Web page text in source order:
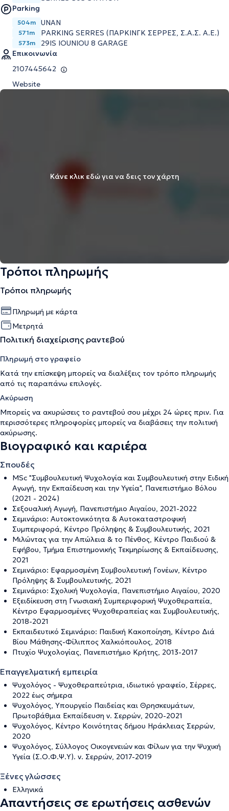
Parking
504m UNAN
571m PARKING SERRES (ΠΑΡΚΙΝΓΚ ΣΕΡΡΕΣ, Σ.Α.Σ. Α.Ε.)
573m
29IS IOUNIOU 8 GARAGE
Επικοινωνία
2107445642
Website
Κάνε κλικ εδώ για να δεις τον χάρτη
Τρόποι πληρωμής
Τρόποι πληρωμής
Πληρωμή με κάρτα
Μετρητά
Πολιτική διαχείρισης ραντεβού
Πληρωμή στο γραφείο
Κατά την επίσκεψη μπορείς να διαλέξεις τον τρόπο πληρωμής
από τις παραπάνω επιλογές.
Ακύρωση
Μπορείς να ακυρώσεις το ραντεβού σου μέχρι 24 ώρες πριν. Για
περισσότερες πληροφορίες μπορείς να διαβάσεις την πολιτική
ακύρωσης.
Βιογραφικό και καριέρα
Σπουδές
MSc "Συμβουλευτική Ψυχολογία και Συμβουλευτική στην Ειδική
Αγωγή, την Εκπαίδευση και την Υγεία", Πανεπιστήμιο Βόλου
(2021 - 2024)
Σεξουαλική Αγωγή, Πανεπιστήμιο Αιγαίου, 2021-2022
Σεμινάριο: Αυτοκτονικότητα & Αυτοκαταστροφική
Συμπεριφορά, Κέντρο Πρόληψης & Συμβουλευτικής, 2021
Μιλώντας για την Απώλεια & το Πένθος, Κέντρο Παιδιού &
Εφήβου, Τμήμα Επιστημονικής Τεκμηρίωσης & Εκπαίδευσης,
2021
Σεμινάριο: Εφαρμοσμένη Συμβουλευτική Γονέων, Κέντρο
Πρόληψης & Συμβουλευτικής, 2021
Σεμινάριο: Σχολική Ψυχολογία, Πανεπιστήμιο Αιγαίου, 2020
Εξειδίκευση στη Γνωσιακή Συμπεριφορική Ψυχοθεραπεία,
Κέντρο Εφαρμοσμένες Ψυχοθεραπείας και Συμβουλευτικής,
2018-2021
Εκπαιδευτικό Σεμινάριο: Παιδική Κακοποίηση, Κέντρο Διά
Βίου Μάθησης-Φίλιππος Χαλκιόπουλος, 2018
Πτυχίο Ψυχολογίας, Πανεπιστήμιο Κρήτης, 2013-2017
Επαγγελματική εμπειρία
Ψυχολόγος - Ψυχοθεραπεύτρια, ιδιωτικό γραφείο, Σέρρες,
2022 έως σήμερα
Ψυχολόγος, Υπουργείο Παιδείας και Θρησκευμάτων,
Πρωτοβάθμια Εκπαίδευση ν. Σερρών, 2020-2021
Ψυχολόγος, Κέντρο Κοινότητας δήμου Ηράκλειας Σερρών,
2020
Ψυχολόγος, Σύλλογος Οικογενειών και Φίλων για την Ψυχική
Υγεία (Σ.Ο.Φ.Ψ.Υ). ν. Σερρών, 2017-2019
Ξένες γλώσσες
Ελληνικά
Απαντήσεις σε ερωτήσεις ασθενών